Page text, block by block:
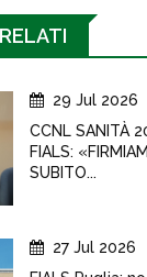
29 Jul 2026
CCNL SANITÀ
FIALS:
SUBITO...
27 Jul 2026